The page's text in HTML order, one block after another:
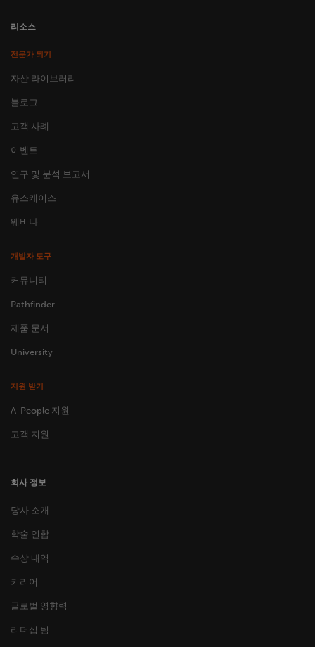
리소스
전문가 되기
자산 라이브러리
블로그
고객 사례
이벤트
연구 및 분석 보고서
유스케이스
웨비나
개발자 도구
커뮤니티
Pathfinder
제품 문서
University
지원 받기
A-People 지원
고객 지원
회사 정보
당사 소개
학술 연합
수상 내역
커리어
글로벌 영향력
리더십 팀